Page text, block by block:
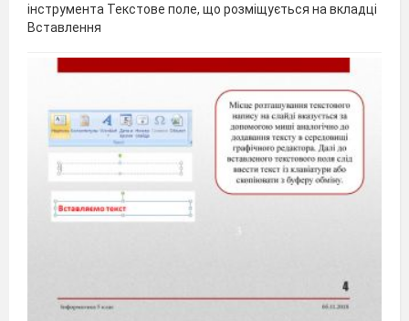
інструмента Текстове поле, що розміщується на вкладці
Вставлення